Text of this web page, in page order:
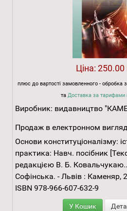
Ціна: 250.00
плюс до вартості замовленного - обробка
та Доставка за тарифами
Виробник: видавництво
Продаж в електронном
Основи конституціоналізму:
практика: Навч. посібник
редакцією В. Б.
Софінська. - Львів : Каменяр,
ISBN 978-966-607-632-9
У Кошик